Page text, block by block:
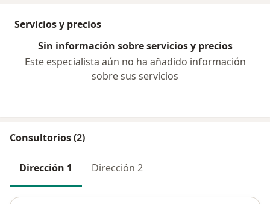
Servicios y precios
Sin información sobre servicios y precios
Este especialista aún no ha añadido información
sobre sus servicios
Consultorios (2)
Dirección 1 Dirección 2